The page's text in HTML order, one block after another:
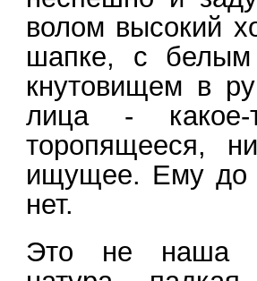
волом высокий
шапке, с
кнутовищем в
лица - какое-
торопящееся,
ищущее. Ему до
нет.
Это не наша